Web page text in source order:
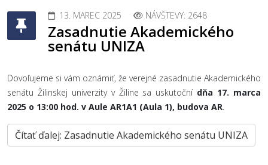
13. MAREC 2025 NÁVŠTEVY: 2648
Zasadnutie Akademického
senátu UNIZA
Dovoľujeme si vám oznámiť, že verejné zasadnutie Akademického
senátu Žilinskej univerzity v Žiline sa uskutoční dňa 17. marca
2025 o 13:00 hod. v Aule AR1A1 (Aula 1), budova AR.
Čítať ďalej: Zasadnutie Akademického senátu UNIZA